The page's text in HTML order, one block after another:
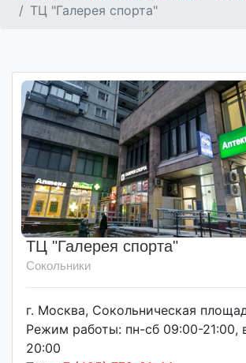
ТЦ "Галерея спорта"
ТЦ "Галерея спорта"
Сокольники
г. Москва, Сокольническая
Режим работы: пн-сб 09:00-21:00,
20:00